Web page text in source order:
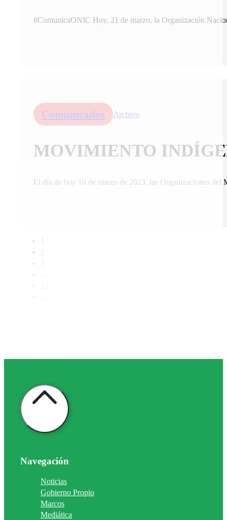
#ComunicaONIC Hoy, 21 de marzo, la Organización
Comunicados Archivo
MOVIMIENTO
El día de hoy 16 de marzo de 2023, las Organizaciones
Navegación
Noticias
Gobierno Propio
Marcos
Mediática